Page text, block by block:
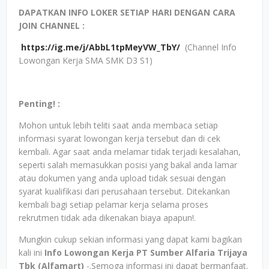
DAPATKAN INFO LOKER SETIAP HARI DENGAN CARA
JOIN CHANNEL :
https://ig.me/j/AbbL1tpMeyVW_TbY/ (Channel Info
Lowongan Kerja SMA SMK D3 S1)
Penting! :
Mohon untuk lebih teliti saat anda membaca setiap
informasi syarat lowongan kerja tersebut dan di cek
kembali. Agar saat anda melamar tidak terjadi kesalahan,
seperti salah memasukkan posisi yang bakal anda lamar
atau dokumen yang anda upload tidak sesuai dengan
syarat kualifikasi dari perusahaan tersebut. Ditekankan
kembali bagi setiap pelamar kerja selama proses
rekrutmen tidak ada dikenakan biaya apapun!.
Mungkin cukup sekian informasi yang dapat kami bagikan
kali ini Info Lowongan Kerja PT Sumber Alfaria Trijaya
Tbk (Alfamart) -.Semoga informasi ini dapat bermanfaat.